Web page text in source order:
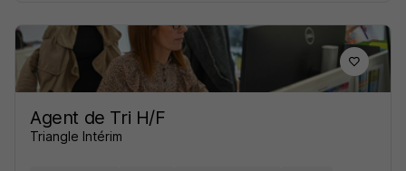
Agent de Tri H/F
Triangle Intérim